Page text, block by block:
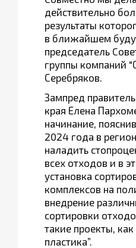
действительно
результаты
в ближайшем
председатель
группы компаний
Серебряков.
Зампред
края Елена
начинание,
2024 года в
наладить
всех отходов и в
установка
комплексов на
внедрение
сортировки
такие проекты,
пластика”.